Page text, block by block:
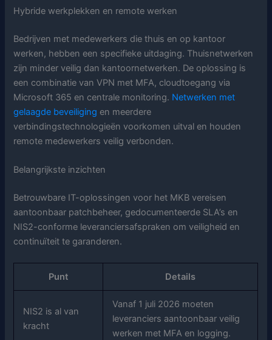
Hybride werkplekken en remote werken
Bedrijven met medewerkers die thuis en op kantoor
werken, hebben een specifieke uitdaging. Thuisnetwerken
zijn minder veilig dan kantoornetwerken. De oplossing is
een combinatie van VPN met MFA, cloudtoegang via
Microsoft 365 en centrale monitoring. Netwerken met
gelaagde beveiliging en meerdere
verbindingstechnologieën voorkomen uitval en houden
remote medewerkers veilig verbonden.
Belangrijkste inzichten
Betrouwbare IT-oplossingen voor het MKB vereisen
aantoonbaar patchbeheer, gedocumenteerde SLA’s en
NIS2-conforme leveranciersafspraken om veiligheid en
continuïteit te garanderen.
Punt Details
NIS2 is al van
kracht
Vanaf 1 juli 2026 moeten
leveranciers aantoonbaar veilig
werken met MFA en logging.